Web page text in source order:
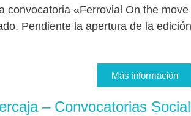
convocatoria «Ferrovial On the
Pendiente la apertura de la
Más información
– Convocatorias